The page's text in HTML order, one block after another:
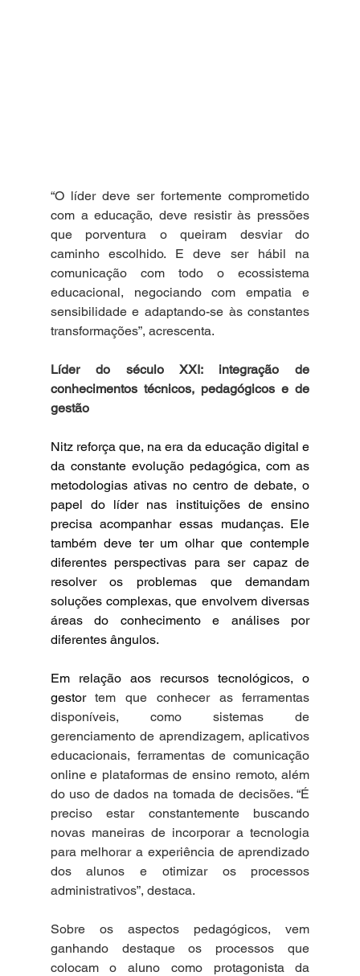
“O líder deve ser fortemente comprometido
com a educação, deve resistir às pressões
que porventura o queiram desviar do
caminho escolhido. E deve ser hábil na
comunicação com todo o ecossistema
educacional, negociando com empatia e
sensibilidade e adaptando-se às constantes
transformações”, acrescenta.
Líder do século XXI: integração de
conhecimentos técnicos, pedagógicos e de
gestão
Nitz reforça que, na era da educação digital e
da constante evolução pedagógica, com as
metodologias ativas no centro de debate, o
papel do líder nas instituições de ensino
precisa acompanhar essas mudanças. Ele
também deve ter um olhar que contemple
diferentes perspectivas para ser capaz de
resolver os problemas que demandam
soluções complexas, que envolvem diversas
áreas do conhecimento e análises por
diferentes ângulos.
Em relação aos recursos tecnológicos, o
gestor tem que conhecer as ferramentas
disponíveis, como sistemas de
gerenciamento de aprendizagem, aplicativos
educacionais, ferramentas de comunicação
online e plataformas de ensino remoto, além
do uso de dados na tomada de decisões. “É
preciso estar constantemente buscando
novas maneiras de incorporar a tecnologia
para melhorar a experiência de aprendizado
dos alunos e otimizar os processos
administrativos”, destaca.
Sobre os aspectos pedagógicos, vem
ganhando destaque os processos que
colocam o aluno como protagonista da